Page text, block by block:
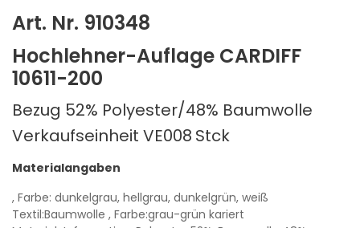
Art. Nr. 910348
Hochlehner-Auflage CARDIFF
10611-200
Bezug 52% Polyester/48% Baumwolle
Verkaufseinheit VE008 Stck
Materialangaben
, Farbe: dunkelgrau, hellgrau, dunkelgrün, weiß
Textil:Baumwolle , Farbe:grau-grün kariert